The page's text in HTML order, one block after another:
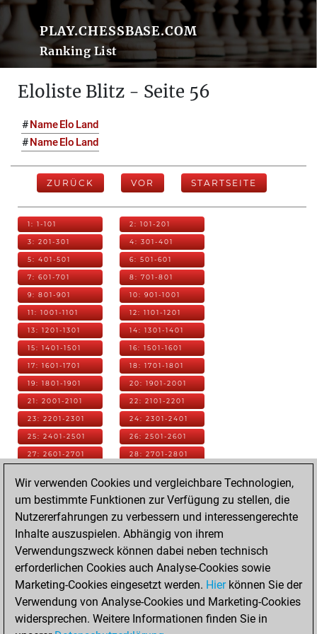
PLAY.CHESSBASE.COM
Ranking List
Eloliste Blitz - Seite 56
#NameElo Land
#NameElo Land
ZURÜCK VOR STARTSEITE
1: 1-101 2: 101-201
3: 201-301 4: 301-401
5: 401-501 6: 501-601
7: 601-701 8: 701-801
9: 801-901 10: 901-1001
11: 1001-1101 12: 1101-1201
13: 1201-1301 14: 1301-1401
15: 1401-1501 16: 1501-1601
17: 1601-1701 18: 1701-1801
19: 1801-1901 20: 1901-2001
21: 2001-2101 22: 2101-2201
23: 2201-2301 24: 2301-2401
25: 2401-2501 26: 2501-2601
27: 2601-2701 28: 2701-2801
31: 3001-3101 32: 3101-3201
38: 3701-3801
43: 4201-4301 44: 4301-4401
45: 4401-4501 46: 4501-4601
47: 4601-4701 48: 4701-4801
Wir verwenden Cookies und vergleichbare Technologien,
um bestimmte Funktionen zur Verfügung zu stellen, die
Nutzererfahrungen zu verbessern und interessengerechte
Inhalte auszuspielen. Abhängig von ihrem
Verwendungszweck können dabei neben technisch
erforderlichen Cookies auch Analyse-Cookies sowie
Marketing-Cookies eingesetzt werden. Hierkönnen Sie der
Verwendung von Analyse-Cookies und Marketing-Cookies
widersprechen. Weitere Informationen finden Sie in